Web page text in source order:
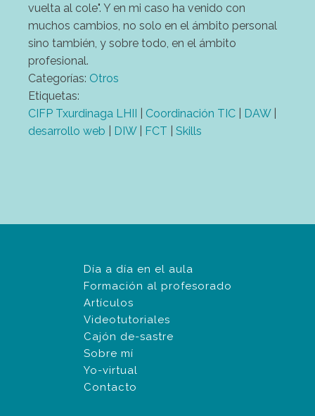
vuelta al cole". Y en mi caso ha venido con
muchos cambios, no solo en el ámbito personal
sino también, y sobre todo, en el ámbito
profesional.
Categorías: Otros
Etiquetas:
CIFP Txurdinaga LHII
Coordinación TIC DAW|
desarrollo web
DIW| FCT Skills
Día a día en el aula
Formación al profesorado
Artículos
Videotutoriales
Cajón de-sastre
Sobre mí
Yo-virtual
Contacto